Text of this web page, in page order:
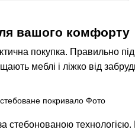
вашого комфорту
покупка. Правильно
меблі і ліжко від
стебонованою